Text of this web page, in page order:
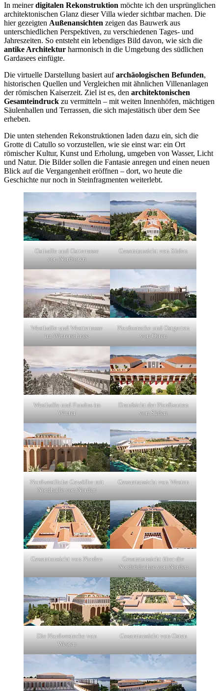
In meinerdigitalen Rekonstruktion möchte ich den ursprünglichen
architektonischen Glanz dieser Villa wieder sichtbar machen. Die
hier gezeigten Außenansichten zeigen das Bauwerk aus
unterschiedlichen Perspektiven, zu verschiedenen Tages- und
Jahreszeiten. So entsteht ein lebendiges Bild davon, wie sich die
antike Architektur harmonisch in die Umgebung des südlichen
Gardasees einfügte.
Die virtuelle Darstellung basiert aufarchäologischen Befunden,
historischen Quellen und Vergleichen mit ähnlichen Villenanlagen
der römischen Kaiserzeit. Ziel ist es, den architektonischen
Gesamteindruck zu vermitteln – mit weiten Innenhöfen, mächtigen
Säulenhallen und Terrassen, die sich majestätisch über dem See
erheben.
Die unten stehenden Rekonstruktionen laden dazu ein, sich die
Grotte di Catullo so vorzustellen, wie sie einst war: ein Ort
römischer Kultur, Kunst und Erholung, umgeben von Wasser, Licht
und Natur. Die Bilder sollen die Fantasie anregen und einen neuen
Blick auf die Vergangenheit eröffnen – dort, wo heute die
Geschichte nur noch in Steinfragmenten weiterlebt.
Osthalle und Ostterrasse
von Nordosten
Gesamtansicht von Süden
Westhalle und Westterrasse
im Winterschnee
Nordostecke und Ostgarten
von Osten
Westhalle und Fundus im
Winter
Draufsicht der Nordbauten
von Süden
Nordwestliche Gewölbe mit
Nordhalle von Norden
Gesamtansicht von Westen
Gesamtansicht von Norden
Gesamtansicht über die
Nordsüdachse von Norden
Die Nordwestecke von
Westen
Gesamtansicht von Osten